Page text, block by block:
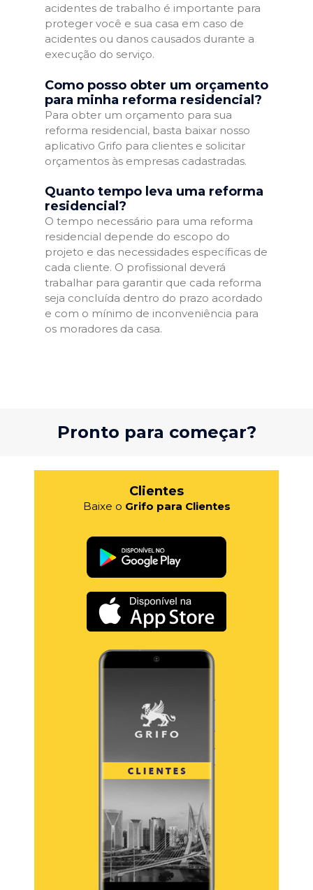
acidentes de trabalho é importante para
proteger você e sua casa em caso de
acidentes ou danos causados durante a
execução do serviço.
Como posso obter um orçamento
para minha reforma residencial?
Para obter um orçamento para sua
reforma residencial, basta baixar nosso
aplicativo Grifo para clientes e solicitar
orçamentos às empresas cadastradas.
Quanto tempo leva uma reforma
residencial?
O tempo necessário para uma reforma
residencial depende do escopo do
projeto e das necessidades específicas de
cada cliente. O profissional deverá
trabalhar para garantir que cada reforma
seja concluída dentro do prazo acordado
e com o mínimo de inconveniência para
os moradores da casa.
Pronto para começar?
Clientes
Baixe o Grifo para Clientes